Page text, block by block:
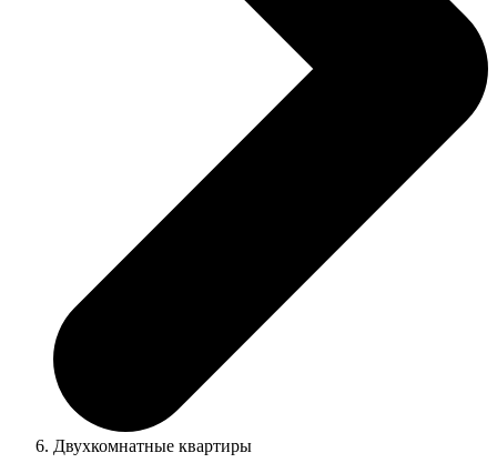
Двухкомнатные квартиры